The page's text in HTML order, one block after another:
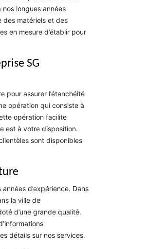
longues années
des matériels et des
en mesure d’établir pour
SG
pour assurer l’étanchéité
opération qui consiste à
opération facilite
est à votre disposition.
sont disponibles
d’expérience. Dans
la ville de
d’une grande qualité.
détails sur nos services.